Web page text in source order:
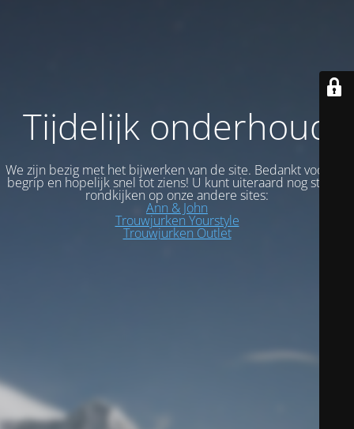
Tijdelijk onderhoud
We zijn bezig met het bijwerken van de site. Bedankt voor uw
begrip en hopelijk snel tot ziens! U kunt uiteraard nog steeds
rondkijken op onze andere sites:
Ann & John
Trouwjurken Yourstyle
Trouwjurken Outlet